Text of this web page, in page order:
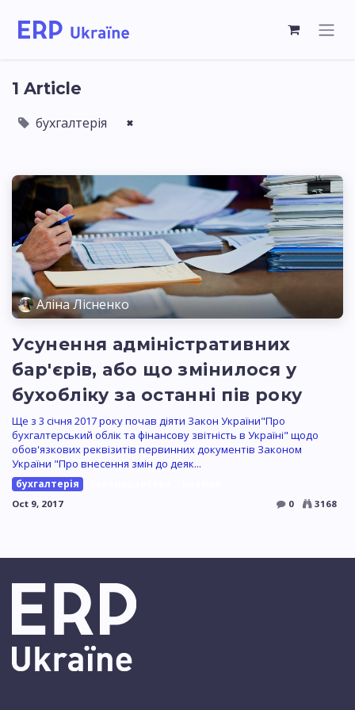
1 Article
бухгалтерія ×
Аліна Лісненко
Усунення адміністративних
бар'єрів, або що змінилося у
бухобліку за останні пів року
Ще з 3 січня 2017 року почав діяти Закон України"Про
бухгалтерський облік та фінансову звітність в Україні" щодо
обов'язкових реквізитів первинних документів Законом
України "Про внесення змін до деяк...
бухгалтерія
Oct 9, 2017 0 3168